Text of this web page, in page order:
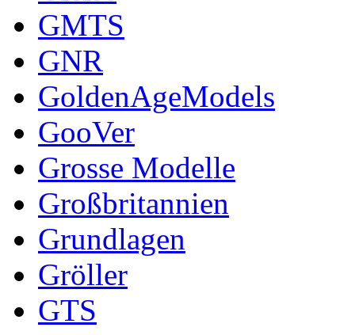
GMTS
GNR
GoldenAgeModels
GooVer
Grosse Modelle
Großbritannien
Grundlagen
Gröller
GTS